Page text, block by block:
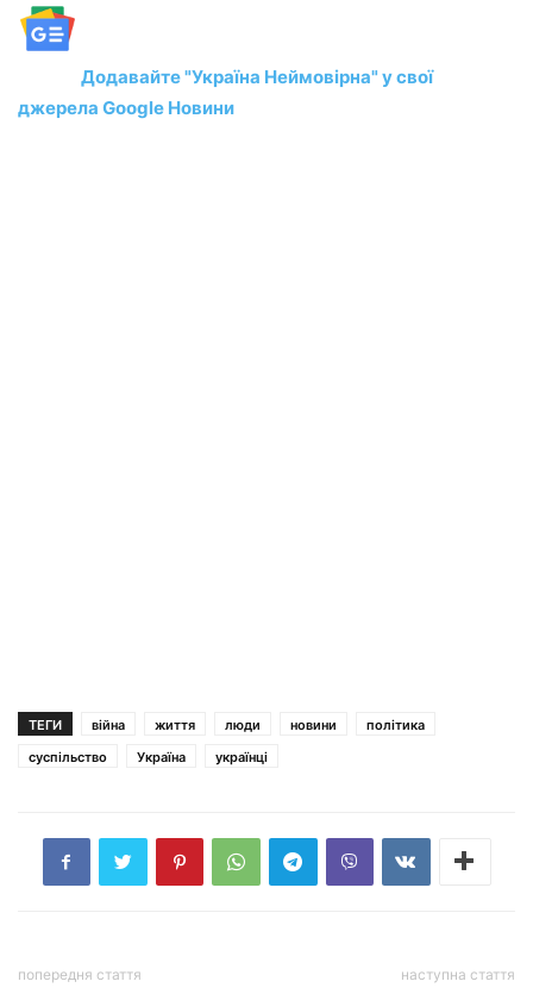
Додавайте "Україна Неймовірна" у свої
джерела Google Новини
ТЕГИ війна життя люди новини
політика
суспільство
Україна українці
попередня стаття наступна стаття